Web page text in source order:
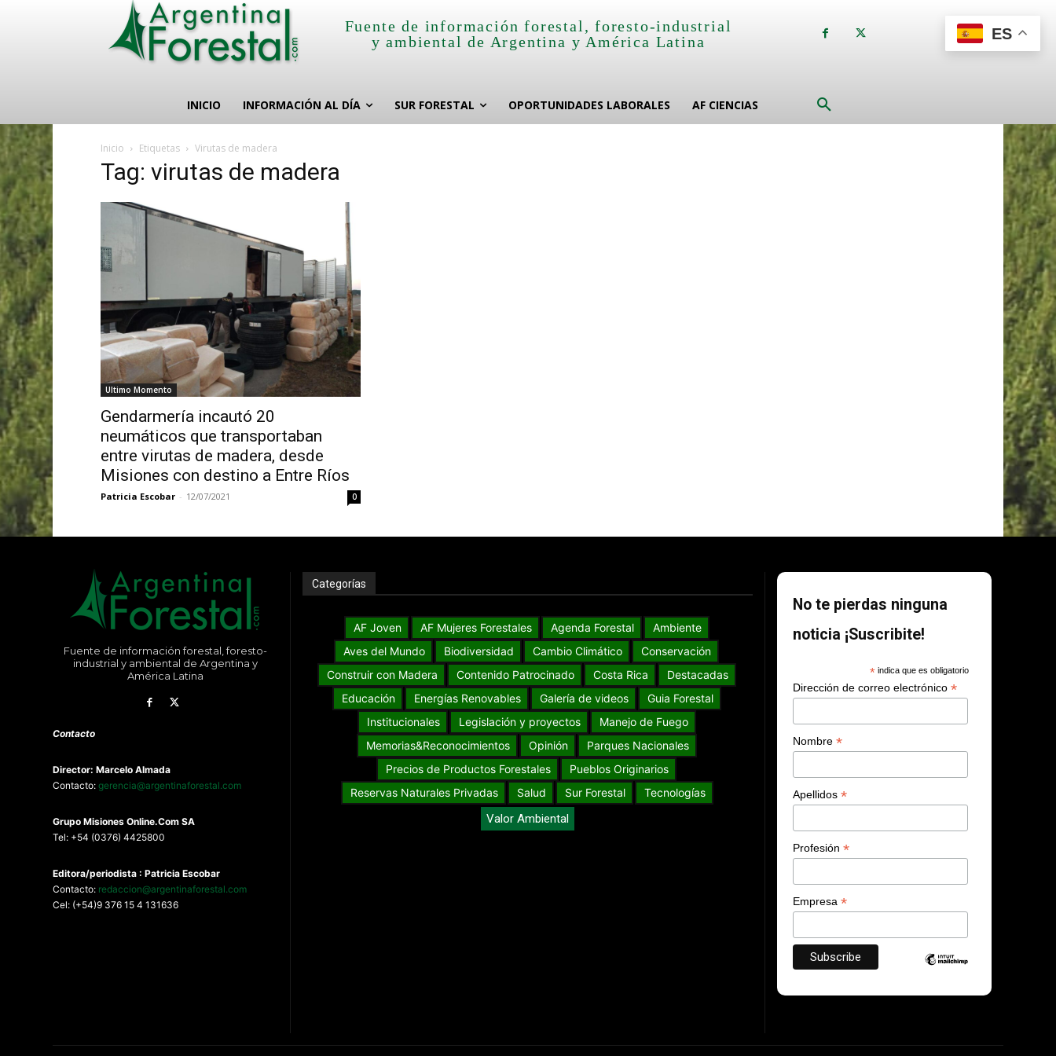
Fuente de información forestal, foresto-industrial
y ambiental de Argentina y América Latina
INICIO INFORMACIÓN AL DÍA SUR FORESTAL OPORTUNIDADES LABORALES AF CIENCIAS
Inicio Etiquetas Virutas de madera
Tag: virutas de madera
Ultimo Momento
Gendarmería incautó 20
neumáticos que transportaban
entre virutas de madera, desde
Misiones con destino a Entre Ríos
Patricia Escobar - 12/07/2021 0
Fuente de información forestal, foresto-
industrial y ambiental de Argentina y
América Latina
Contacto
Director: Marcelo Almada
Contacto: gerencia@argentinaforestal.com
Grupo MisionesOnline.Com SA
Tel: +54 (0376) 4425800
Editora/periodista : Patricia Escobar
Contacto: redaccion@argentinaforestal.com
Cel: (+54)9 376 15 4 131636
Categorías
AF Joven AF Mujeres Forestales Agenda Forestal
Ambiente
Aves del Mundo
Biodiversidad Cambio Climático
Conservación
Construir con Madera
Contenido Patrocinado Costa Rica
Destacadas
Educación
Energías Renovables Galería de videos
Guia Forestal
Institucionales
Legislación y proyectos
Manejo de Fuego
Memorias&Reconocimientos
Opinión
Parques Nacionales
Precios de Productos Forestales
Pueblos Originarios
Reservas Naturales Privadas
Salud Sur Forestal Tecnologías
Valor Ambiental
No te pierdas ninguna
noticia ¡Suscribite!
*indica que es obligatorio
Dirección de correo electrónico*
Nombre*
Apellidos*
Profesión*
Empresa*
ES